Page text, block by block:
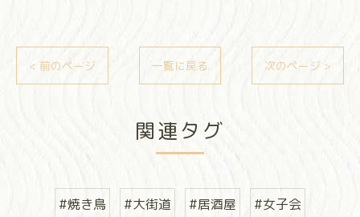
< 前のページ 一覧に戻る 次のページ >
関連タグ
#焼き鳥 #大街道 #居酒屋 #女子会